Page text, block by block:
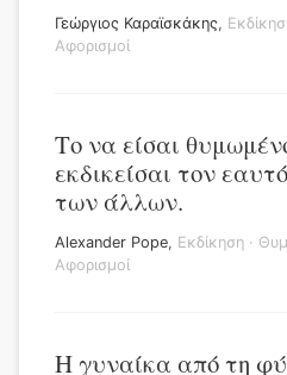
Γεώργιος Καραϊσκάκης,
Αφορισμοί
Το να είσαι
εκδικείσαι τον
των άλλων.
Alexander Pope, Εκδίκηση ·
Αφορισμοί
Η γυναίκα από τη